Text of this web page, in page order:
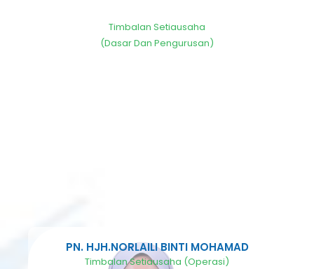
Timbalan Setiausaha
(Dasar Dan Pengurusan)
PN. HJH.NORLAILI BINTI MOHAMAD
Timbalan Setiausaha (Operasi)